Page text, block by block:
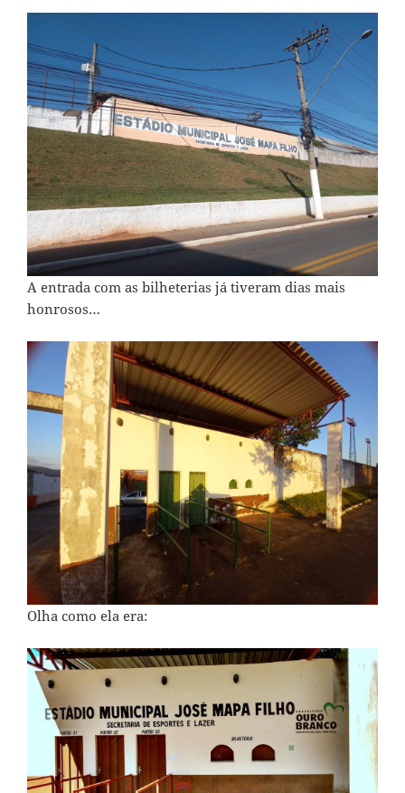
A entrada com as bilheterias já tiveram dias mais
honrosos…
Olha como ela era: